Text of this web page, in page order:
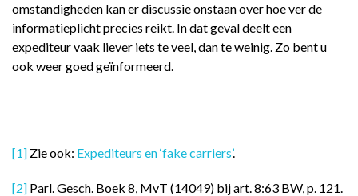
omstandigheden kan er discussie onstaan over hoe ver de
informatieplicht precies reikt. In dat geval deelt een
expediteur vaak liever iets te veel, dan te weinig. Zo bent u
ook weer goed geïnformeerd.
[1] Zie ook: Expediteurs en ‘fake carriers’.
[2] Parl. Gesch. Boek 8, MvT (14049) bij art. 8:63 BW, p. 121.